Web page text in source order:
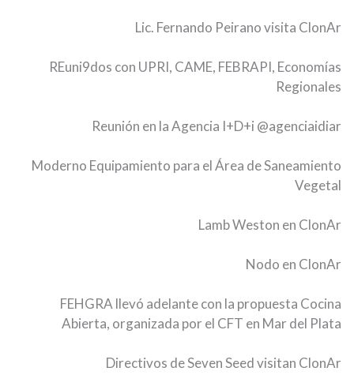
Lic. Fernando Peirano visita ClonAr
REuni9dos con UPRI, CAME, FEBRAPI, Economías
Regionales
Reunión en la Agencia I+D+i @agenciaidiar
Moderno Equipamiento para el Área de Saneamiento
Vegetal
Lamb Weston en ClonAr
Nodo en ClonAr
FEHGRA llevó adelante con la propuesta Cocina
Abierta, organizada por el CFT en Mar del Plata
Directivos de Seven Seed visitan ClonAr